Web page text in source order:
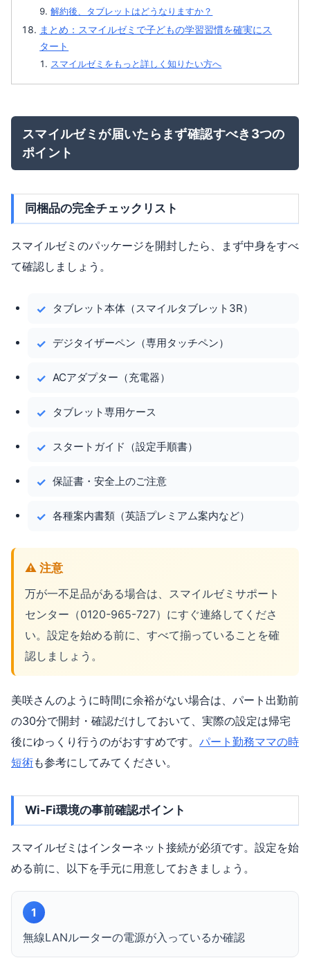
解約後、タブレットはどうなりますか？
まとめ：スマイルゼミで子どもの学習習慣を確実にス
タート
スマイルゼミをもっと詳しく知りたい方へ
スマイルゼミが届いたらまず確認すべき3つの
ポイント
同梱品の完全チェックリスト
スマイルゼミのパッケージを開封したら、まず中身をすべ
て確認しましょう。
タブレット本体（スマイルタブレット3R）
デジタイザーペン（専用タッチペン）
ACアダプター（充電器）
タブレット専用ケース
スタートガイド（設定手順書）
保証書・安全上のご注意
各種案内書類（英語プレミアム案内など）
⚠️ 注意
万が一不足品がある場合は、スマイルゼミサポート
センター（0120-965-727）にすぐ連絡してくださ
い。設定を始める前に、すべて揃っていることを確
認しましょう。
美咲さんのように時間に余裕がない場合は、パート出勤前
の30分で開封・確認だけしておいて、実際の設定は帰宅
後にゆっくり行うのがおすすめです。 パート勤務ママの時
短術も参考にしてみてください。
Wi-Fi環境の事前確認ポイント
スマイルゼミはインターネット接続が必須です。設定を始
める前に、以下を手元に用意しておきましょう。
1
無線LANルーターの電源が入っているか確認